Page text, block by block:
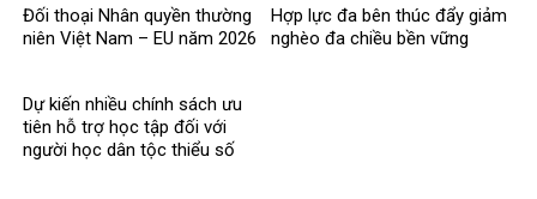
Đối thoại Nhân quyền thường
niên Việt Nam – EU năm 2026
Hợp lực đa bên thúc đẩy giảm
nghèo đa chiều bền vững
Dự kiến nhiều chính sách ưu
tiên hỗ trợ học tập đối với
người học dân tộc thiểu số